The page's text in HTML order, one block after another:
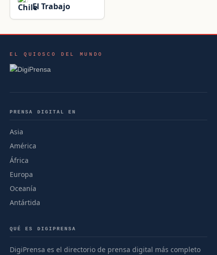
El Trabajo
EL QUIOSCO DEL MUNDO
PRENSA DIGITAL EN
Asia
América
África
Europa
Oceanía
Antártida
QUÉ ES DIGIPRENSA
DigiPrensa es el directorio de prensa digital más completo